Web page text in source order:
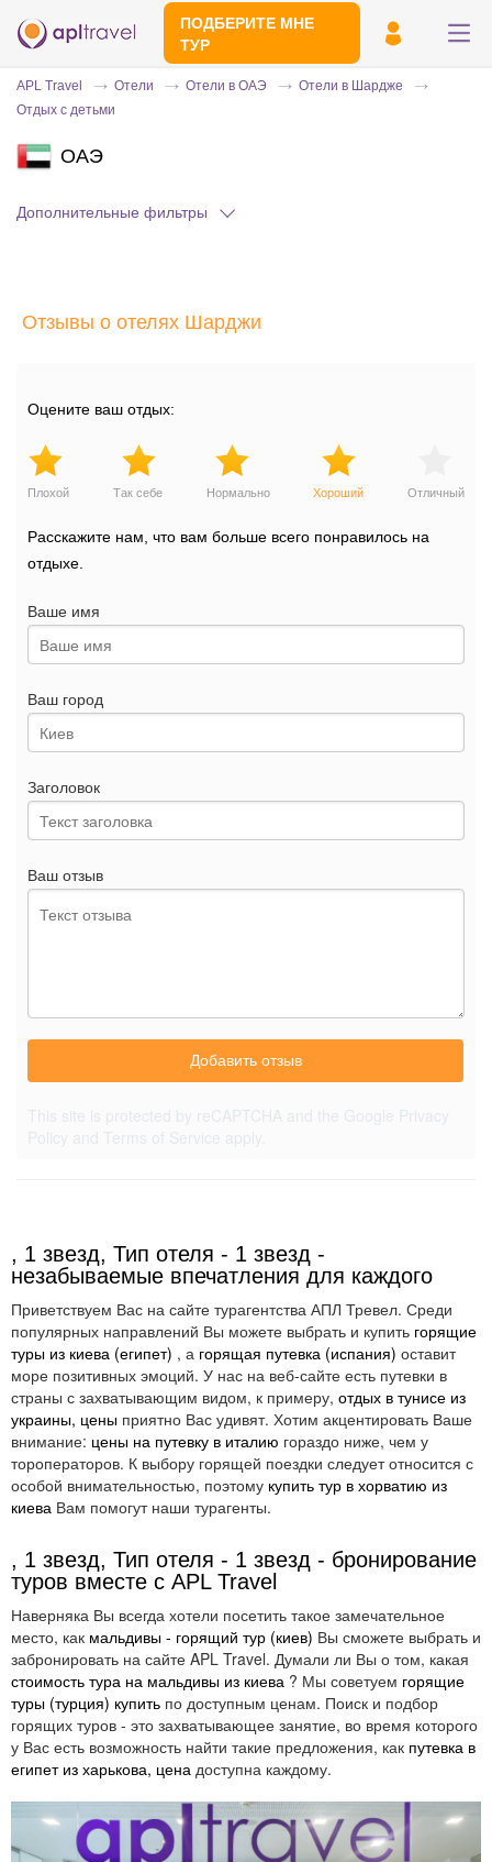
ПОДБЕРИТЕ МНЕ
ТУР
Эксперт свяжется с вами и сделает
APL Travel Отели Отели в ОАЭ
Отели в Шардже
Отдых с детьми
ОАЭ
Дополнительные фильтры
Отзывы о отелях Шарджи
Оцените ваш отдых:
Плохой Так себе Нормально Хороший Отличный
Расскажите нам, что вам больше всего понравилось на
отдыхе.
Ваше имя
Ваш город
Заголовок
Ваш отзыв
Добавить отзыв
, 1 звезд, Тип отеля - 1 звезд -
незабываемые впечатления для каждого
Приветствуем Вас на сайте турагентства АПЛ Тревел. Среди
популярных направлений Вы можете выбрать и купить горящие
туры из киева (египет) , а горящая путевка (испания) оставит
море позитивных эмоций. У нас на веб-сайте есть путевки в
страны с захватывающим видом, к примеру, отдых в тунисе из
украины, цены приятно Вас удивят. Хотим акцентировать Ваше
внимание: цены на путевку в италию гораздо ниже, чем у
тороператоров. К выбору горящей поездки следует относится с
особой внимательностью, поэтому купить тур в хорватию из
киева Вам помогут наши турагенты.
, 1 звезд, Тип отеля - 1 звезд - бронирование
туров вместе с APL Travel
Наверняка Вы всегда хотели посетить такое замечательное
место, как мальдивы - горящий тур (киев) Вы сможете выбрать и
забронировать на сайте APL Travel. Думали ли Вы о том, какая
стоимость тура на мальдивы из киева ? Мы советуем горящие
туры (турция) купить по доступным ценам. Поиск и подбор
горящих туров - это захватывающее занятие, во время которого
у Вас есть возможность найти такие предложения, как путевка в
египет из харькова, цена доступна каждому.